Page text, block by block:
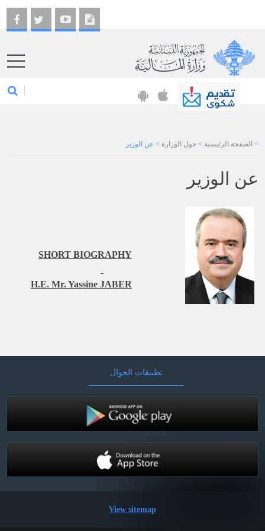
EN
> الصفحة الرئيسية >حول الوزارة > عن الوزير
عن الوزير
SHORT BIOGRAPHY
H.E. Mr. Yassine JABER
تطبيقات الجوال
View sitemap